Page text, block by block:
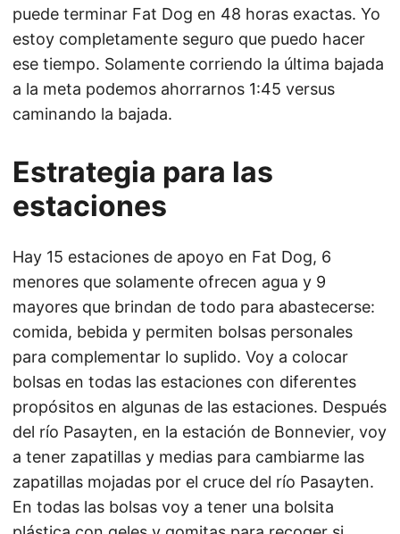
puede terminar Fat Dog en 48 horas exactas. Yo
estoy completamente seguro que puedo hacer
ese tiempo. Solamente corriendo la última bajada
a la meta podemos ahorrarnos 1:45 versus
caminando la bajada.
Estrategia para las
estaciones
Hay 15 estaciones de apoyo en Fat Dog, 6
menores que solamente ofrecen agua y 9
mayores que brindan de todo para abastecerse:
comida, bebida y permiten bolsas personales
para complementar lo suplido. Voy a colocar
bolsas en todas las estaciones con diferentes
propósitos en algunas de las estaciones. Después
del río Pasayten, en la estación de Bonnevier, voy
a tener zapatillas y medias para cambiarme las
zapatillas mojadas por el cruce del río Pasayten.
En todas las bolsas voy a tener una bolsita